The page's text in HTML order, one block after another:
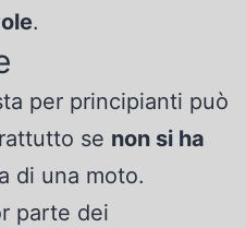
.
per principianti può
se non si ha
di una moto.
parte dei